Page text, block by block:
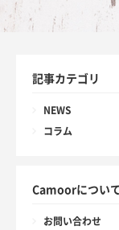
記事カテゴリ
NEWS
コラム
Camoorについ
お問い合わせ